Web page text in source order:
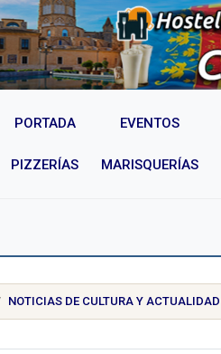
PORTADA EVENTOS
PIZZERÍAS MARISQUERÍAS
NOTICIAS DE CULTURA Y ACTUALIDAD